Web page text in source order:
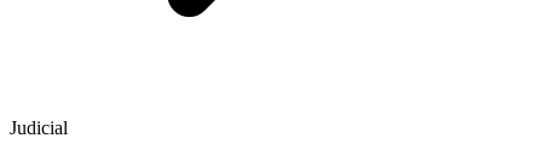
Judicial